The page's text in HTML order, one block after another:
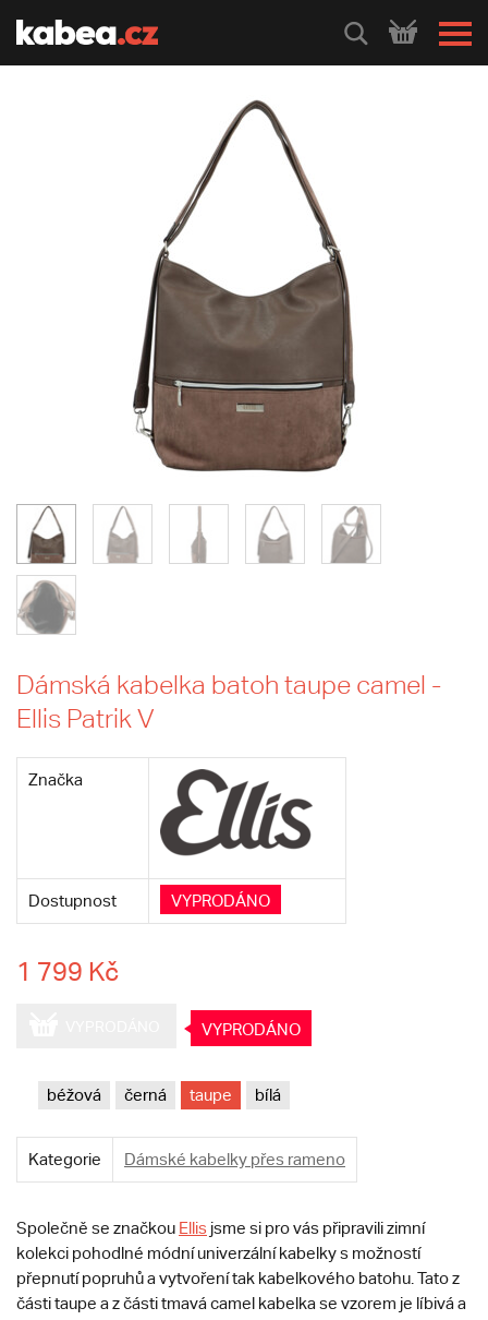
HLEDEJ
Dámská kabelka batoh taupe camel -
Ellis Patrik V
Značka
Dostupnost VYPRODÁNO
1 799 Kč
VYPRODÁNO
béžová černá taupe bílá
Kategorie Dámské kabelky přes rameno
Společně se značkou Ellis jsme si pro vás připravili zimní
kolekci pohodlné módní univerzální kabelky s možností
přepnutí popruhů a vytvoření tak kabelkového batohu. Tato z
části taupe a z části tmavá camel kabelka se vzorem je líbivá a